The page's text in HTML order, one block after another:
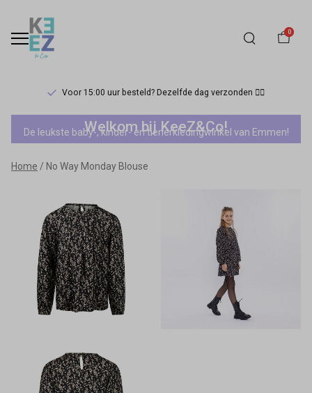
0
Voor 15:00 uur besteld? Dezelfde dag verzonden 🏃‍♀️
No
Way
Monday
Blouse
Keez&Co
Welkom bij KeeZ&Co!
De leukste baby-, kinder- en tienerkledingwinkel van Emmen!
Home No Way Monday Blouse